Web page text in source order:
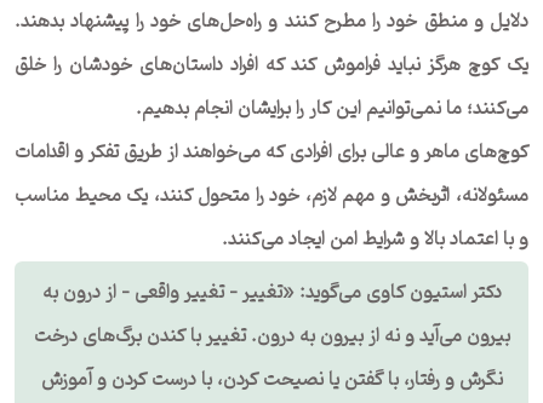
دلایل و منطق خود را مطرح کنند و راه‌حل‌های خود را پیشنهاد بدهند.
یک کوچ هرگز نباید فراموش کند که افراد داستان‌های خودشان را خلق
می‌کنند؛ ما نمی‌توانیم این کار را برایشان انجام بدهیم.
کوچ‌های ماهر و عالی برای افرادی که می‌خواهند از طریق تفکر و اقدامات
مسئولانه، اثربخش و مهم لازم، خود را متحول کنند، یک محیط مناسب
و با اعتماد بالا و شرایط امن ایجاد می‌کنند.
دکتر استیون کاوی می‌گوید: «تغییر – تغییر واقعی – از درون به
بیرون می‌آید و نه از بیرون به درون. تغییر با کندن برگ‌های درخت
نگرش و رفتار، با گفتن یا نصیحت کردن، با درست کردن و آموزش